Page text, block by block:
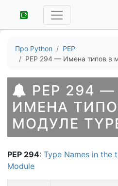
Про Python
PEP
PEP 294 — Имена типов в
PEP 294 —
ИМЕНА
МОДУЛЕ
PEP 294: Type Names in the
Module